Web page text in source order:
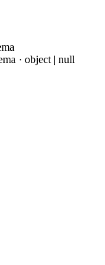
· object | null